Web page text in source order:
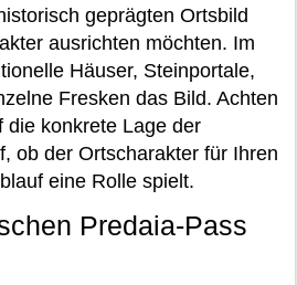
geprägten Ortsbild
ausrichten möchten. Im
Häuser, Steinportale,
Fresken das Bild. Achten
die konkrete Lage der
ob der Ortscharakter für Ihren
eine Rolle spielt.
Predaia-Pass